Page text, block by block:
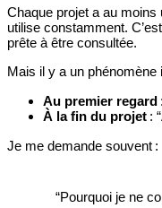
Chaque projet a au moins
utilise constamment.
prête à être consultée.
Mais il y a un phénomène
Au premier regard
À la fin du projet :
Je me demande souvent :
“Pourquoi je ne